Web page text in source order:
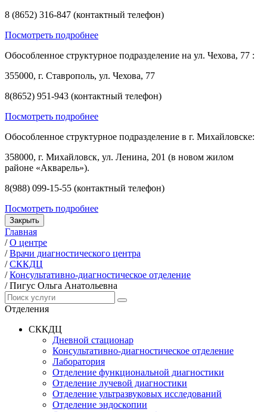
8 (8652) 316-847 (контактный телефон)
Посмотреть подробнее
Обособленное структурное подразделение на ул. Чехова, 77 :
355000, г. Ставрополь, ул. Чехова, 77
8(8652) 951-943 (контактный телефон)
Посмотреть подробнее
Обособленное структурное подразделение в г. Михайловске:
358000, г. Михайловск, ул. Ленина, 201 (в новом жилом
районе «Акварель»).
8(988) 099-15-55 (контактный телефон)
Посмотреть подробнее
Закрыть
Главная
/ О центре
/ Врачи диагностического центра
/ СККДЦ
/ Консультативно-диагностическое отделение
/ Пигус Ольга Анатольевна
Отделения
СККДЦ
Дневной стационар
Консультативно-диагностическое отделение
Лаборатория
Отделение функциональной диагностики
Отделение лучевой диагностики
Отделение ультразвуковых исследований
Отделение эндоскопии